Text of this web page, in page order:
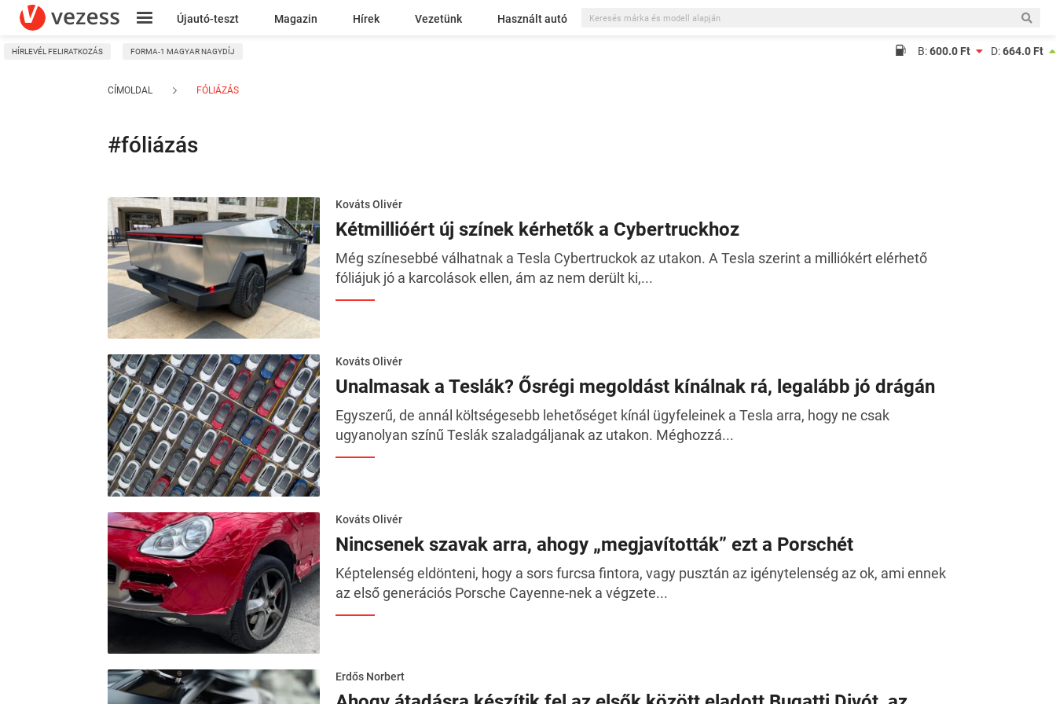
Újautó-teszt Magazin Hírek Vezetünk Használt autó
Kresz
HÍRLEVÉL FELIRATKOZÁS FORMA-1 MAGYAR NAGYDÍJ B:600.0 Ft D:664.0 Ft
CÍMOLDAL FÓLIÁZÁS
#fóliázás
Kováts Olivér
Kétmillióért új színek kérhetők a Cybertruckhoz
Még színesebbé válhatnak a Tesla Cybertruckok az utakon. A Tesla szerint a milliókért elérhető
fóliájuk jó a karcolások ellen, ám az nem derült ki,...
Kováts Olivér
Unalmasak a Teslák? Ősrégi megoldást kínálnak rá, legalább jó drágán
Egyszerű, de annál költségesebb lehetőséget kínál ügyfeleinek a Tesla arra, hogy ne csak
ugyanolyan színű Teslák szaladgáljanak az utakon. Méghozzá...
Kováts Olivér
Nincsenek szavak arra, ahogy „megjavították” ezt a Porschét
Képtelenség eldönteni, hogy a sors furcsa fintora, vagy pusztán az igénytelenség az ok, ami ennek
az első generációs Porsche Cayenne-nek a végzete...
Erdős Norbert